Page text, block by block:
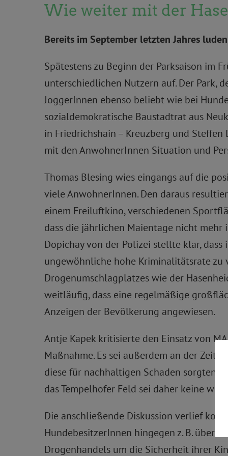
Wie weiter mit der
Bereits im September letzten Jahres
Spätestens zu Beginn der Parksaison im
unterschiedlichen Nutzern auf. Der Park,
JoggerInnen ebenso beliebt wie bei
sozialdemokratische Baustadtrat aus
in Friedrichshain – Kreuzberg und
mit den AnwohnerInnen Situation und
Thomas Blesing wies eingangs auf die
viele AnwohnerInnen. Den daraus
einem Freiluftkino, verschiedenen
dass die jährlichen Maientage nicht
Dopichay von der Polizei stellte klar, dass
ungewöhnliche hohe Kriminalitätsrate zu
Drogenumschlagplatzes wie der
weitläufig, dass eine regelmäßige
Anzeigen der Bevölkerung angewiesen.
Antje Kapek kritisierte den Einsatz von
Maßnahme. Es sei außerdem an der
diese für nachhaltigen Schaden sorgten
das Tempelhofer Feld sei daher keine
Die anschließende Diskussion verlief
HundebesitzerInnen hingegen z. B. über
Drogenhandels um die Sicherheit ihrer